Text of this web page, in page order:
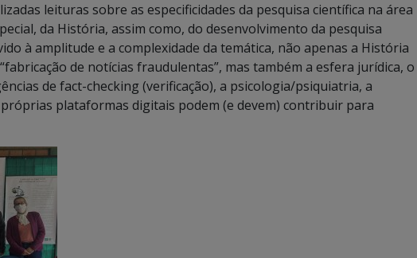
leituras sobre as especificidades da pesquisa científica na área
da História, assim como, do desenvolvimento da pesquisa
à amplitude e a complexidade da temática, não apenas a História
de notícias fraudulentas”, mas também a esfera jurídica, o
de fact-checking (verificação), a psicologia/psiquiatria, a
plataformas digitais podem (e devem) contribuir para